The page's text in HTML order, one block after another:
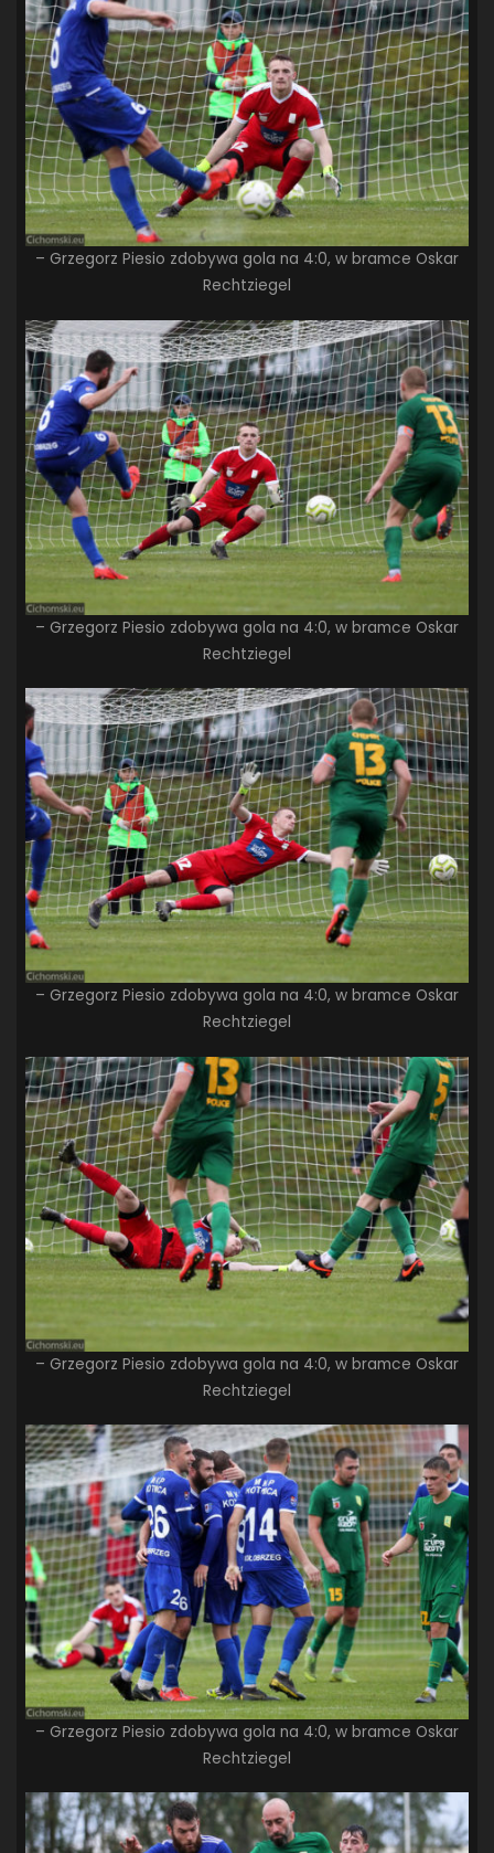
– Grzegorz Piesio zdobywa gola na 4:0, w bramce Oskar
Rechtziegel
– Grzegorz Piesio zdobywa gola na 4:0, w bramce Oskar
Rechtziegel
– Grzegorz Piesio zdobywa gola na 4:0, w bramce Oskar
Rechtziegel
– Grzegorz Piesio zdobywa gola na 4:0, w bramce Oskar
Rechtziegel
– Grzegorz Piesio zdobywa gola na 4:0, w bramce Oskar
Rechtziegel